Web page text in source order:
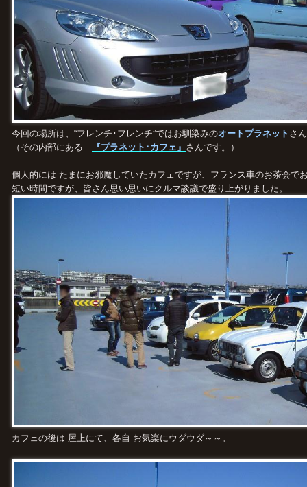
今回の場所は、“フレンチ･フレンチ”ではお馴染みのオートプラネット さ
（その内部にある
『プラネット･カフェ』 さんです。）
個人的には たまにお邪魔していたカフェですが、フランス車のお茶会で
短い時間ですが、皆さん思い思いにクルマ談議で盛り上がりました。
カフェの後は 屋上にて、各自 お気楽にウダウダ～～。